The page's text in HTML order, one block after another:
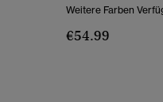
Weitere Farben
€54.99